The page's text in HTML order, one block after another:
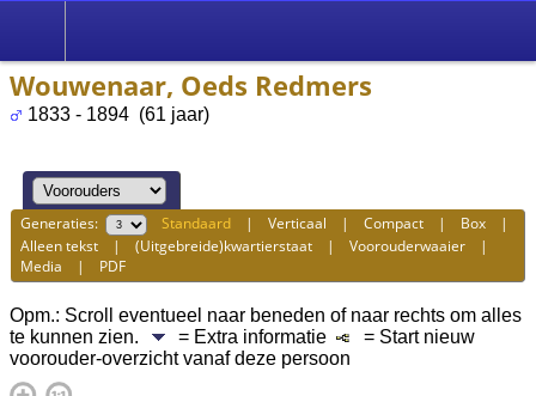
Wouwenaar, Oeds Redmers
1833 - 1894 (61 jaar)
Generaties: Standaard |Verticaal |Compact | Box |
Alleen tekst |(Uitgebreide)kwartierstaat |Voorouderwaaier |
Media | PDF
Opm.: Scroll eventueel naar beneden of naar rechts om alles
te kunnen zien.
= Extra informatie
= Start nieuw
voorouder-overzicht vanaf deze persoon